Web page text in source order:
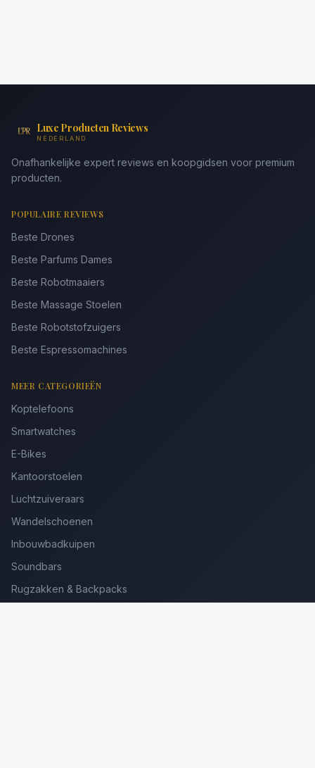
Luxe Producten Reviews
NEDERLAND
Onafhankelijke expert reviews en koopgidsen voor premium
producten.
POPULAIRE REVIEWS
Beste Drones
Beste Parfums Dames
Beste Robotmaaiers
Beste Massage Stoelen
Beste Robotstofzuigers
Beste Espressomachines
MEER CATEGORIEËN
Koptelefoons
Smartwatches
E-Bikes
Kantoorstoelen
Luchtzuiveraars
Wandelschoenen
Inbouwbadkuipen
Soundbars
Rugzakken & Backpacks